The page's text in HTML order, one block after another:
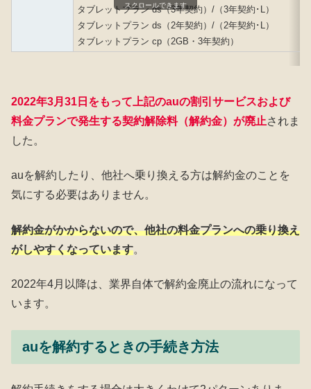
タブレットプラン ds（3年契約）/（3年契約･L）
タブレットプラン ds（2年契約）/（2年契約･L）
タブレットプラン cp（2GB・3年契約）
スクロールできます
2022年3月31日をもって上記のauの割引サービスおよび
料金プランで発生する契約解除料（解約金）が廃止されま
した。
auを解約したり、他社へ乗り換える方は解約金のことを
気にする必要はありません。
解約金がかからないので、他社の料金プランへの乗り換え
がしやすくなっています。
2022年4月以降は、業界自体で解約金廃止の流れになって
います。
auを解約するときの手続き方法